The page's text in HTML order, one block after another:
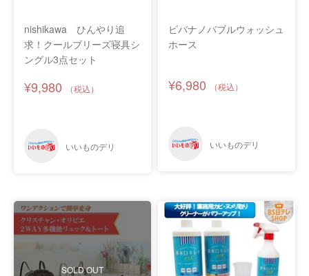
nishikawa ひんやり追
求！クールブリーズ寝具シ
ングル3点セット
¥9,980
ビバナノバブルウォッシュ
ホース
¥6,980
SOLD OUT